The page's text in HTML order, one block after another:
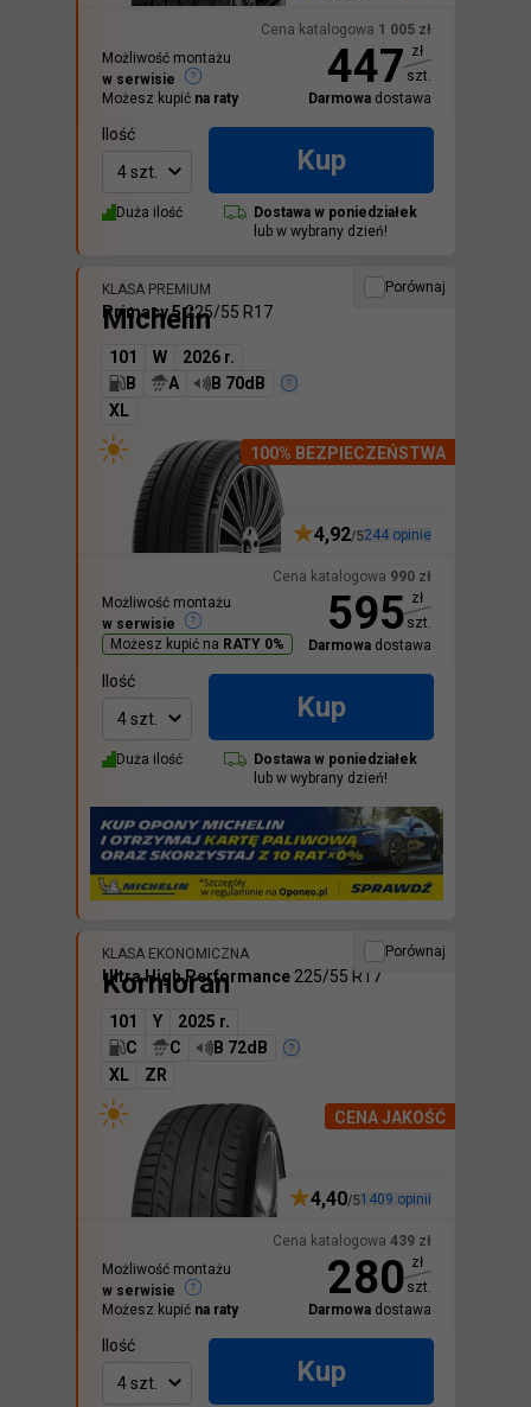
Cena katalogowa 1 005 zł
447 zł
szt.
Darmowa dostawa
Możliwość montażu
w serwisie
Możesz kupić na raty
Ilość
4 szt.
Kup
Duża ilość Dostawa w poniedziałek
lub w wybrany dzień!
Porównaj
KLASA PREMIUM
Michelin
100% BEZPIECZEŃSTWA
Primacy 5 225/55 R17
101 W
2026 r.
B
A
B 70dB
XL
Cena katalogowa 990 zł
595 zł
szt.
Darmowa dostawa
4,92/5244 opinie
Możliwość montażu
w serwisie
Możesz kupić na RATY 0%
Ilość
4 szt.
Kup
Duża ilość Dostawa w poniedziałek
lub w wybrany dzień!
Porównaj
KLASA EKONOMICZNA
Kormoran
CENA JAKOŚĆ
Ultra High Performance 225/55 R17
101 Y
2025 r.
C
C
B 72dB
XL
ZR
Cena katalogowa 439 zł
280 zł
szt.
Darmowa dostawa
4,40/51409 opinii
Możliwość montażu
w serwisie
Możesz kupić na raty
Ilość
4 szt.
Kup